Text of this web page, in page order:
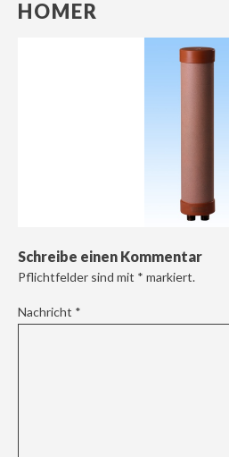
HOMER
Schreibe einen Kommentar
Pflichtfelder sind mit * markiert.
Nachricht *